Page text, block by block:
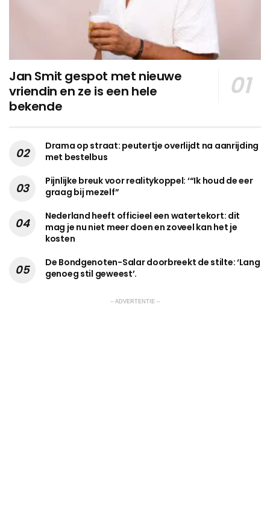
Jan Smit gespot met nieuwe
vriendin en ze is een hele
bekende
Drama op straat: peutertje overlijdt na aanrijding
met bestelbus
Pijnlijke breuk voor realitykoppel: ‘“Ik houd de eer
graag bij mezelf”
Nederland heeft officieel een watertekort: dit
mag je nu niet meer doen en zoveel kan het je
kosten
De Bondgenoten-Salar doorbreekt de stilte: ‘Lang
genoeg stil geweest’.
-- ADVERTENTIE --